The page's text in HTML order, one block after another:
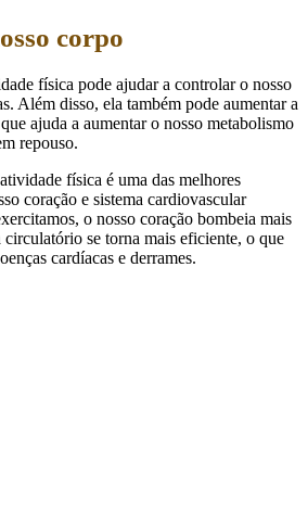
corpo
física pode ajudar a controlar o nosso
Além disso, ela também pode aumentar a
ajuda a aumentar o nosso metabolismo
repouso.
física é uma das melhores
coração e sistema cardiovascular
o nosso coração bombeia mais
circulatório se torna mais eficiente, o que
cardíacas e derrames.